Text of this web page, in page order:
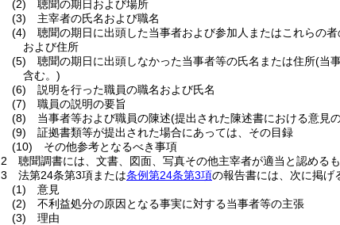
(2)
聴聞の期日および場所
(3)
主宰者の氏名および職名
(4)
聴聞の期日に出頭した当事者および参加人またはこれらの
および住所
(5)
聴聞の期日に出頭しなかった当事者等の氏名または住所(当
含む。)
(6)
説明を行った職員の職名および氏名
(7)
職員の説明の要旨
(8)
当事者等および職員の陳述(提出された陳述書における意見
(9)
証拠書類等が提出された場合にあっては、その目録
(10)
その他参考となるべき事項
2
聴聞調書には、文書、図面、写真その他主宰者が適当と認める
3
法第24条第3項または条例第24条第3項の報告書には、次に掲げ
(1)
意見
(2)
不利益処分の原因となる事実に対する当事者等の主張
(3)
理由